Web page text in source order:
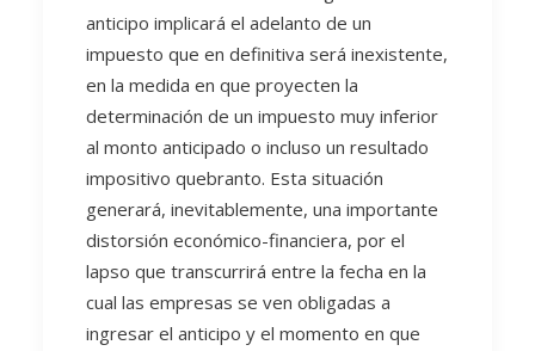
anticipo implicará el adelanto de un
impuesto que en definitiva será inexistente,
en la medida en que proyecten la
determinación de un impuesto muy inferior
al monto anticipado o incluso un resultado
impositivo quebranto. Esta situación
generará, inevitablemente, una importante
distorsión económico-financiera, por el
lapso que transcurrirá entre la fecha en la
cual las empresas se ven obligadas a
ingresar el anticipo y el momento en que